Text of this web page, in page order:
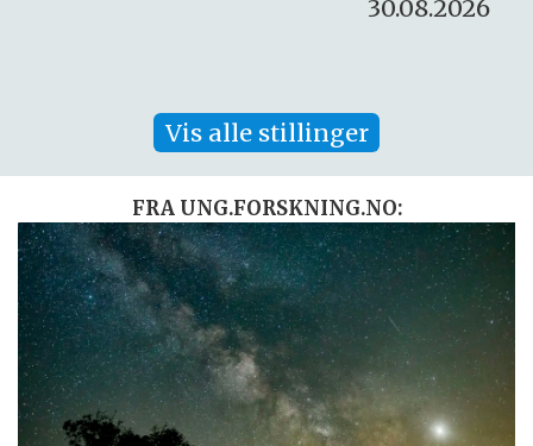
Vis alle stillinger
FRA UNG.FORSKNING.NO: